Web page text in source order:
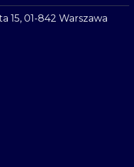
15, 01-842 Warszawa